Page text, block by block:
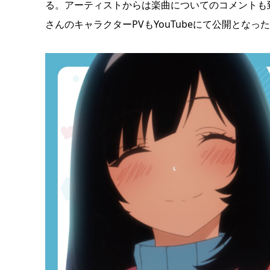
る。アーティストからは楽曲についてのコメント
さんのキャラクターPVもYouTubeにて公開となっ